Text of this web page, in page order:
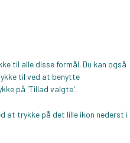
til alle disse formål. Du kan også
til ved at benytte
på 'Tillad valgte'.
at trykke på det lille ikon nederst i